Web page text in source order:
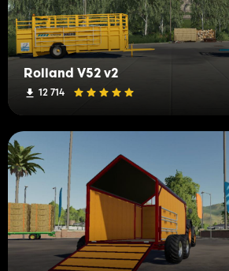
Rolland V52 v2
12 714